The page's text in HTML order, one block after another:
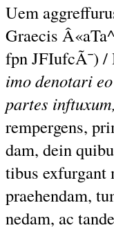
Uem
Graecis
fpn JFIufcÃ¯) /
imo denotari
partes inftuxum,
rempergens,
dam, dein
tibus exfurgant
praehendam,
nedam, ac